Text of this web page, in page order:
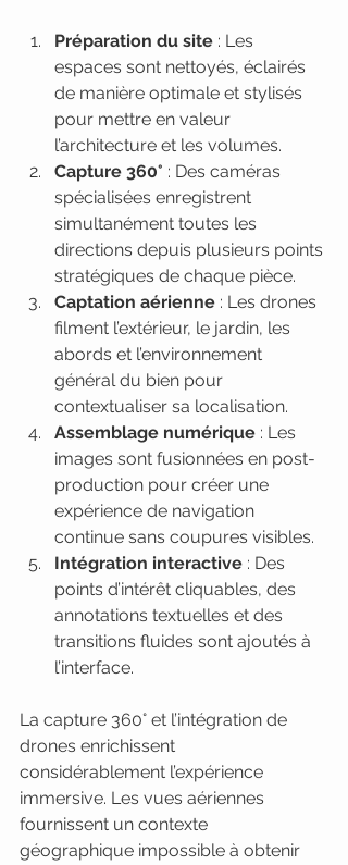
Préparation du site : Les
espaces sont nettoyés, éclairés
de manière optimale et stylisés
pour mettre en valeur
l’architecture et les volumes.
Capture 360° : Des caméras
spécialisées enregistrent
simultanément toutes les
directions depuis plusieurs points
stratégiques de chaque pièce.
Captation aérienne : Les drones
filment l’extérieur, le jardin, les
abords et l’environnement
général du bien pour
contextualiser sa localisation.
Assemblage numérique : Les
images sont fusionnées en post-
production pour créer une
expérience de navigation
continue sans coupures visibles.
Intégration interactive : Des
points d’intérêt cliquables, des
annotations textuelles et des
transitions fluides sont ajoutés à
l’interface.
La capture 360° et l’intégration de
drones enrichissent
considérablement l’expérience
immersive. Les vues aériennes
fournissent un contexte
géographique impossible à obtenir